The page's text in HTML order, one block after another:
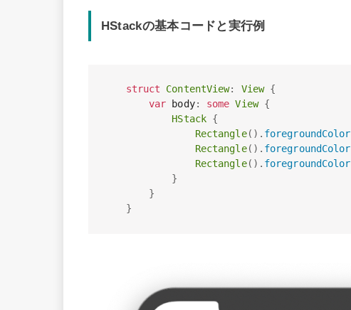
HStackの基本コードと実行例
struct ContentView: View {
var body: some View {
HStack {
Rectangle( ) . foregroundColor
Rectangle( ) . foregroundColor
Rectangle( ) . foregroundColor
}
}
}